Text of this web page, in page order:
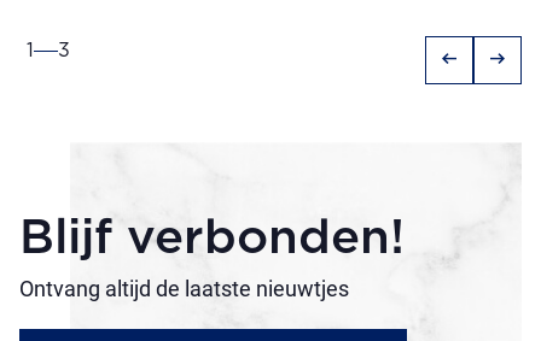
1 3 arrow_left_alt arrow_right_alt
Blijf verbonden!
Ontvang altijd de laatste nieuwtjes